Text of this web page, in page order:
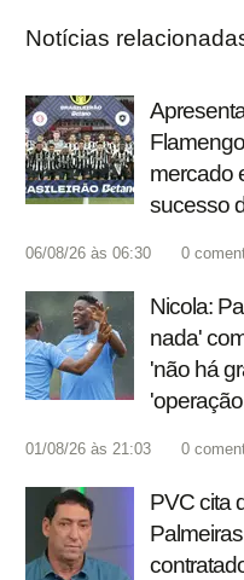
Notícias
mercado
sucesso
06/08/26 às 06:30 0
Nicola:
nada'
'não há
01/08/26 às 21:03 0
PVC cita